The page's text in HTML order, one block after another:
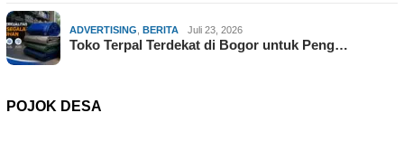
ADVERTISING, BERITA Juli 23, 2026
Toko Terpal Terdekat di Bogor untuk Peng…
POJOK DESA